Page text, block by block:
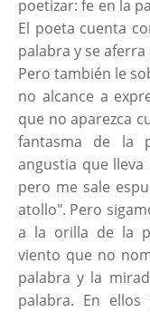
poetizar: fe en la
El poeta cuenta
palabra y se
Pero también le
no alcance a
que no aparezca
fantasma de la
angustia que
pero me sale
atollo". Pero
a la orilla de la
viento que no
palabra y la
palabra. En ellos